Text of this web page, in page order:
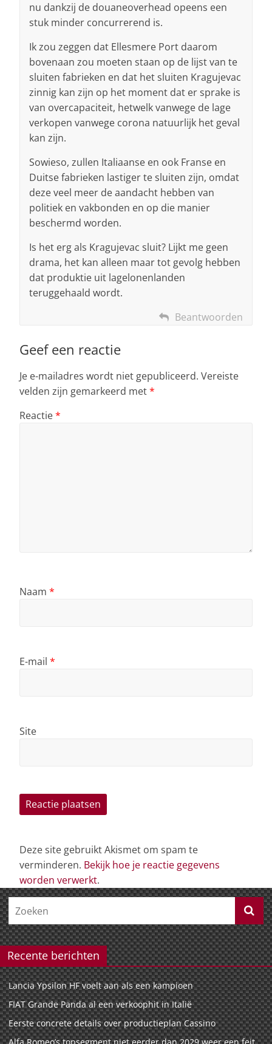
nu dankzij de douaneoverhead opeens een
stuk minder concurrerend is.
Ik zou zeggen dat Ellesmere Port daarom
bovenaan zou moeten staan op de lijst van te
sluiten fabrieken en dat het sluiten Kragujevac
zinnig kan zijn op het moment dat er sprake is
van overcapaciteit, hetwelk vanwege de lage
verkopen vanwege corona natuurlijk het geval
kan zijn.
Sowieso, zullen Italiaanse en ook Franse en
Duitse fabrieken lastiger te sluiten zijn, omdat
deze veel meer de aandacht hebben van
politiek en vakbonden en op die manier
beschermd worden.
Is het erg als Kragujevac sluit? Lijkt me geen
drama, het kan alleen maar tot gevolg hebben
dat produktie uit lagelonenlanden
teruggehaald wordt.
Beantwoorden
Geef een reactie
Je e-mailadres wordt niet gepubliceerd. Vereiste
velden zijn gemarkeerd met*
Reactie*
Naam *
E-mail *
Site
Deze site gebruikt Akismet om spam te
verminderen. Bekijk hoe je reactie gegevens
worden verwerkt.
Recente berichten
Lancia Ypsilon HF voelt aan als een kampioen
FIAT Grande Panda al een verkoophit in Italië
Eerste concrete details over productieplan Cassino